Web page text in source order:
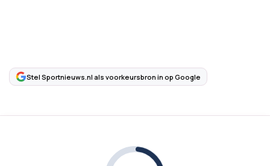
Stel Sportnieuws.nl als voorkeursbron in op Google